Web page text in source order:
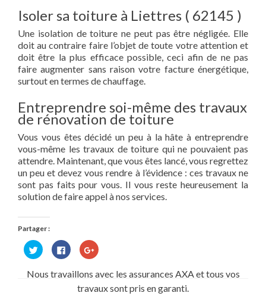
Isoler sa toiture à Liettres ( 62145 )
Une isolation de toiture ne peut pas être négligée. Elle
doit au contraire faire l’objet de toute votre attention et
doit être la plus efficace possible, ceci afin de ne pas
faire augmenter sans raison votre facture énergétique,
surtout en termes de chauffage.
Entreprendre soi-même des travaux
de rénovation de toiture
Vous vous êtes décidé un peu à la hâte à entreprendre
vous-même les travaux de toiture qui ne pouvaient pas
attendre. Maintenant, que vous êtes lancé, vous regrettez
un peu et devez vous rendre à l’évidence : ces travaux ne
sont pas faits pour vous. Il vous reste heureusement la
solution de faire appel à nos services.
Partager :
Cliquez
pour
partager
Twitter(ouvre
Cliquez
pour
partager
sur
Facebook(ouvre
dans
une
Cliquez
pour
Google+
dans
Nous travaillons avec les assurances AXA et tous vos
travaux sont pris en garanti.